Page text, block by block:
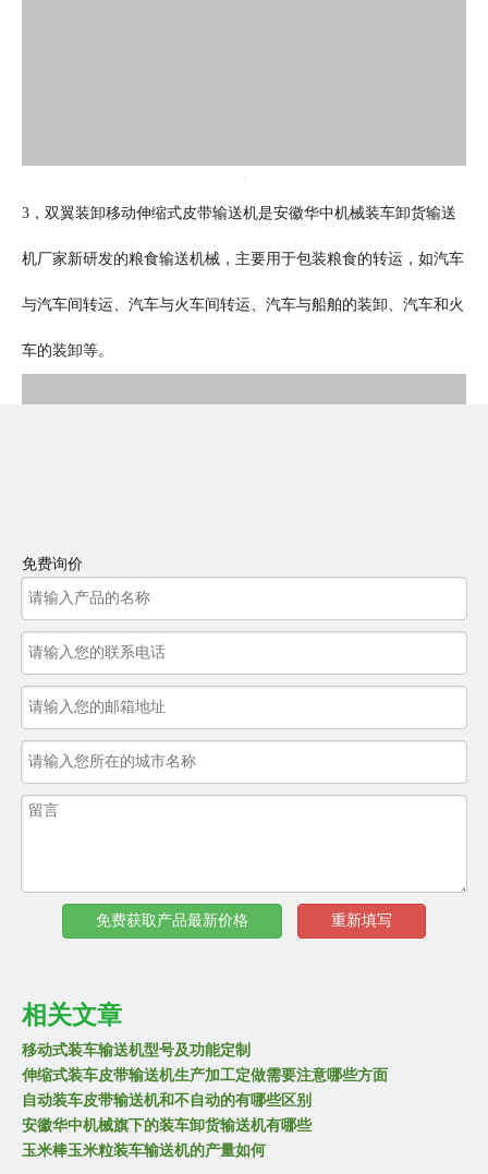
3，双翼装卸移动伸缩式皮带输送机是安徽华中机械装车卸货输送
机厂家新研发的粮食输送机械，主要用于包装粮食的转运，如汽车
与汽车间转运、汽车与火车间转运、汽车与船舶的装卸、汽车和火
车的装卸等。
安徽华中机械装车卸货输送机厂家的服务是非常好的，生产出来的
话可以直接拨打厂家的
有专业的售后人员指导安装设备，并且会教会消费者们如何使用输
送机，后续输送机的使用过程也会详细说明哪些注意点，即使装车
卸货输送机出了问题也不需要担心，安徽华中机械会根据现场设备
免费询价
免费获取产品最新价格 重新填写
相关文章
移动式装车输送机型号及功能定制
伸缩式装车皮带输送机生产加工定做需要注意哪些方面
自动装车皮带输送机和不自动的有哪些区别
安徽华中机械旗下的装车卸货输送机有哪些
玉米棒玉米粒装车输送机的产量如何